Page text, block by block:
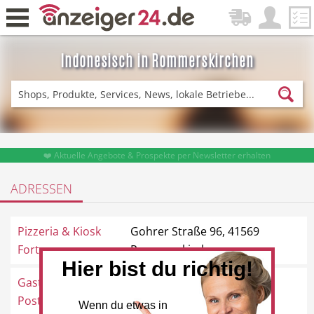
Indonesisch in Rommerskirchen
Zurück
Fitness & Sport Einkaufen
DE-News News
Restaurant
❤️ Aktuelle Angebote & Prospekte per Newsletter erhalten
ADRESSEN
Pizzeria & Kiosk
Fortuna
Gohrer Straße 96, 41569
Rommerskirchen
Gaststätte zur Alten
Post
Römerstraße 23, 41569
Rommerskirchen
Hier bist du richtig!
Wenn du etwas in